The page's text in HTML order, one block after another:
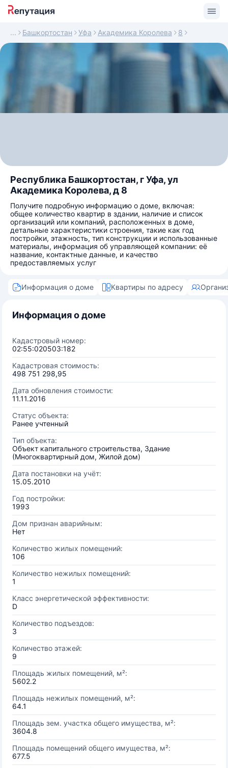
Башкортостан Уфа Академика Королева 8
Республика Башкортостан, г Уфа, ул
Академика Королева, д 8
Получите подробную информацию о доме, включая:
общее количество квартир в здании, наличие и список
организаций или компаний, расположенных в доме,
детальные характеристики строения, такие как год
постройки, этажность, тип конструкции и использованные
материалы, информация об управляющей компании: её
название, контактные данные, и качество
предоставляемых услуг
Информация о доме Квартиры по адресу
Информация о доме
Кадастровый номер:
02:55:020503:182
Кадастровая стоимость:
498 751 298,95
Дата обновления стоимости:
11.11.2016
Статус объекта:
Ранее учтенный
Тип объекта:
Объект капитального строительства, Здание
(Многоквартирный дом, Жилой дом)
Дата постановки на учёт:
15.05.2010
Год постройки:
1993
Дом признан аварийным:
Нет
Количество жилых помещений:
106
Количество нежилых помещений:
1
Класс энергетической эффективности:
D
Количество подъездов:
3
Количество этажей:
9
Площадь жилых помещений, м²:
5602.2
Площадь нежилых помещений, м²:
64.1
Площадь зем. участка общего имущества, м²:
3604.8
Площадь помещений общего имущества, м²:
677.5